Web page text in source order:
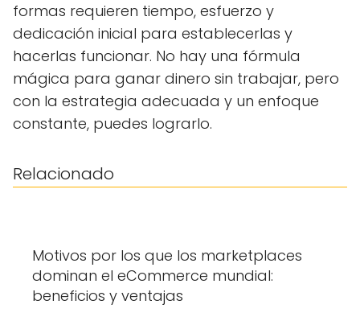
formas requieren tiempo, esfuerzo y
dedicación inicial para establecerlas y
hacerlas funcionar. No hay una fórmula
mágica para ganar dinero sin trabajar, pero
con la estrategia adecuada y un enfoque
constante, puedes lograrlo.
Relacionado
Motivos por los que los marketplaces
dominan el eCommerce mundial:
beneficios y ventajas